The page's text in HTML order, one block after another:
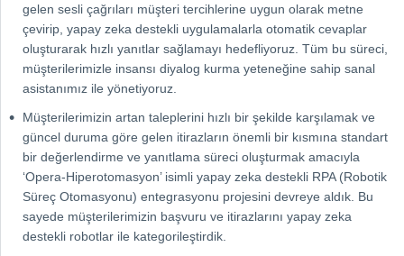
gelen sesli çağrıları müşteri tercihlerine uygun olarak metne
çevirip, yapay zeka destekli uygulamalarla otomatik cevaplar
oluşturarak hızlı yanıtlar sağlamayı hedefliyoruz. Tüm bu süreci,
müşterilerimizle insansı diyalog kurma yeteneğine sahip sanal
asistanımız ile yönetiyoruz.
Müşterilerimizin artan taleplerini hızlı bir şekilde karşılamak ve
güncel duruma göre gelen itirazların önemli bir kısmına standart
bir değerlendirme ve yanıtlama süreci oluşturmak amacıyla
‘Opera-Hiperotomasyon’ isimli yapay zeka destekli RPA (Robotik
Süreç Otomasyonu) entegrasyonu projesini devreye aldık. Bu
sayede müşterilerimizin başvuru ve itirazlarını yapay zeka
destekli robotlar ile kategorileştirdik.